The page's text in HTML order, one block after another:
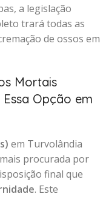
a legislação
trará todas as
de ossos em
Mortais
Opção em
em Turvolândia
procurada por
final que
. Este